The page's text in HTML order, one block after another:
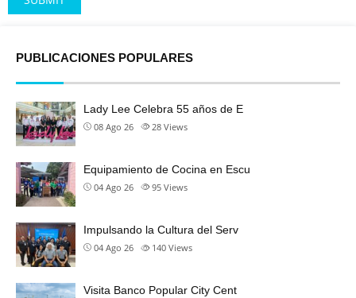
PUBLICACIONES POPULARES
Lady Lee Celebra 55 años de E
08 Ago 26 28 Views
Equipamiento de Cocina en Escu
04 Ago 26 95 Views
Impulsando la Cultura del Serv
04 Ago 26 140 Views
Visita Banco Popular City Cent